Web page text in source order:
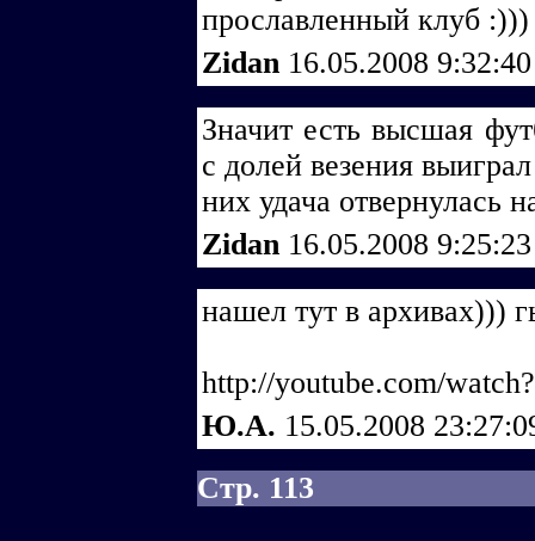
прославленный клуб :)))
Zidan 16.05.2008
Значит есть высшая
с долей везения
них удача отвернулась
Zidan 16.05.2008
нашел тут в архивах)))
http://youtube.com/
Ю.А. 15.05.2008
Стр. 113